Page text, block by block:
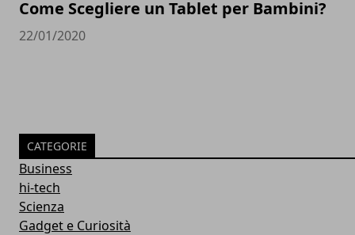
Come Scegliere un Tablet per Bambini?
22/01/2020
CATEGORIE
Business
hi-tech
Scienza
Gadget e Curiosità